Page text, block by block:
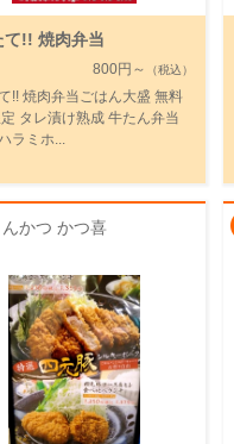
て!! 焼肉弁当
800円～ （税込）
!! 焼肉弁当ごはん大盛 無料
タレ漬け熟成 牛たん弁当
ラミホ...
んかつ かつ喜